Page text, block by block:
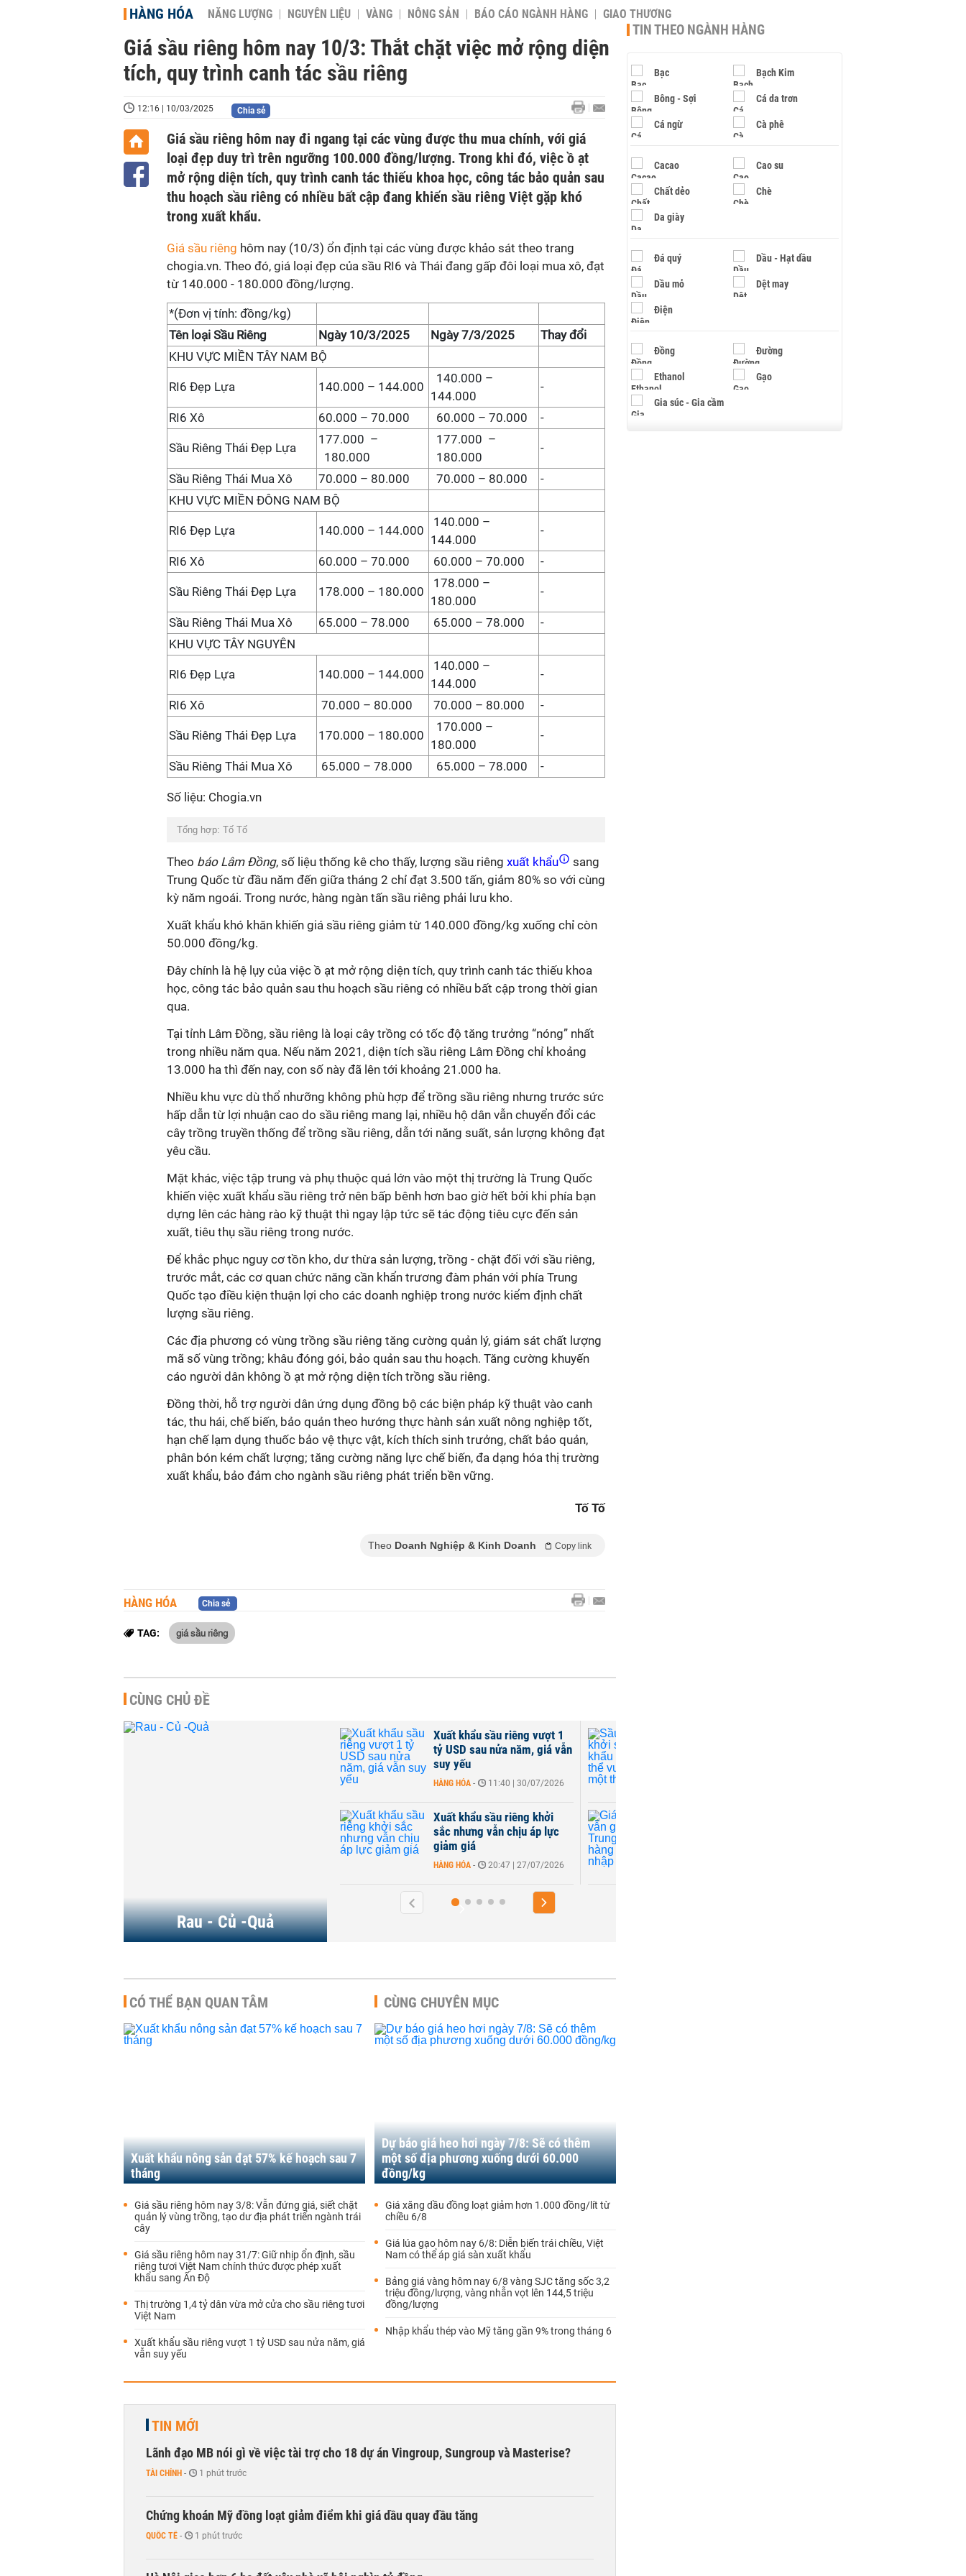
HÀNG HÓA NĂNG LƯỢNG NGUYÊN LIỆU VÀNG NÔNG SẢN BÁO CÁO NGÀNH HÀNG GIAO THƯƠNG
Giá sầu riêng hôm nay 10/3: Thắt chặt việc mở rộng diện
tích, quy trình canh tác sầu riêng
12:16 | 10/03/2025 Chia sẻ
Giá sầu riêng hôm nay đi ngang tại các vùng được thu mua chính, với giá
loại đẹp duy trì trên ngưỡng 100.000 đồng/lượng. Trong khi đó, việc ồ ạt
mở rộng diện tích, quy trình canh tác thiếu khoa học, công tác bảo quản sau
thu hoạch sầu riêng có nhiều bất cập đang khiến sầu riêng Việt gặp khó
trong xuất khẩu.
Giá sầu riêng hôm nay (10/3) ổn định tại các vùng được khảo sát theo trang
chogia.vn. Theo đó, giá loại đẹp của sầu RI6 và Thái đang gấp đôi loại mua xô, đạt
từ 140.000 - 180.000 đồng/lượng.
*(Đơn vị tính: đồng/kg)
Tên loại Sầu Riêng
Ngày 10/3/2025 Ngày 7/3/2025
Thay đổi
KHU VỰC MIỀN TÂY NAM BỘ
RI6 Đẹp Lựa 140.000 – 144.000
140.000 –
144.000
-
RI6 Xô 60.000 – 70.000 60.000 – 70.000 -
Sầu Riêng Thái Đẹp Lựa
177.000 –
180.000
177.000 –
180.000
-
Sầu Riêng Thái Mua Xô 70.000 – 80.000 70.000 – 80.000
-
KHU VỰC MIỀN ĐÔNG NAM BỘ
RI6 Đẹp Lựa 140.000 – 144.000
140.000 –
144.000
-
RI6 Xô 60.000 – 70.000 60.000 – 70.000 -
Sầu Riêng Thái Đẹp Lựa 178.000 – 180.000
178.000 –
180.000
-
Sầu Riêng Thái Mua Xô 65.000 – 78.000 65.000 – 78.000
-
KHU VỰC TÂY NGUYÊN
RI6 Đẹp Lựa 140.000 – 144.000
140.000 –
144.000
-
RI6 Xô 70.000 – 80.000 70.000 – 80.000 -
Sầu Riêng Thái Đẹp Lựa 170.000 – 180.000
170.000 –
180.000
-
Sầu Riêng Thái Mua Xô 65.000 – 78.000 65.000 – 78.000 -
Số liệu: Chogia.vn
Tổng hợp: Tố Tố
Theo báo Lâm Đồng, số liệu thống kê cho thấy, lượng sầu riêng xuất khẩu
sang
Trung Quốc từ đầu năm đến giữa tháng 2 chỉ đạt 3.500 tấn, giảm 80% so với cùng
kỳ năm ngoái. Trong nước, hàng ngàn tấn sầu riêng phải lưu kho.
Xuất khẩu khó khăn khiến giá sầu riêng giảm từ 140.000 đồng/kg xuống chỉ còn
50.000 đồng/kg.
Đây chính là hệ lụy của việc ồ ạt mở rộng diện tích, quy trình canh tác thiếu khoa
học, công tác bảo quản sau thu hoạch sầu riêng có nhiều bất cập trong thời gian
qua.
Tại tỉnh Lâm Đồng, sầu riêng là loại cây trồng có tốc độ tăng trưởng “nóng” nhất
trong nhiều năm qua. Nếu năm 2021, diện tích sầu riêng Lâm Đồng chỉ khoảng
13.000 ha thì đến nay, con số này đã lên tới khoảng 21.000 ha.
Nhiều khu vực dù thổ nhưỡng không phù hợp để trồng sầu riêng nhưng trước sức
hấp dẫn từ lợi nhuận cao do sầu riêng mang lại, nhiều hộ dân vẫn chuyển đổi các
cây trồng truyền thống để trồng sầu riêng, dẫn tới năng suất, sản lượng không đạt
yêu cầu.
Mặt khác, việc tập trung và phụ thuộc quá lớn vào một thị trường là Trung Quốc
khiến việc xuất khẩu sầu riêng trở nên bấp bênh hơn bao giờ hết bởi khi phía bạn
dựng lên các hàng rào kỹ thuật thì ngay lập tức sẽ tác động tiêu cực đến sản
xuất, tiêu thụ sầu riêng trong nước.
Để khắc phục nguy cơ tồn kho, dư thừa sản lượng, trồng - chặt đối với sầu riêng,
trước mắt, các cơ quan chức năng cần khẩn trương đàm phán với phía Trung
Quốc tạo điều kiện thuận lợi cho các doanh nghiệp trong nước kiểm định chất
lượng sầu riêng.
Các địa phương có vùng trồng sầu riêng tăng cường quản lý, giám sát chất lượng
mã số vùng trồng; khâu đóng gói, bảo quản sau thu hoạch. Tăng cường khuyến
cáo người dân không ồ ạt mở rộng diện tích trồng sầu riêng.
Đồng thời, hỗ trợ người dân ứng dụng đồng bộ các biện pháp kỹ thuật vào canh
tác, thu hái, chế biến, bảo quản theo hướng thực hành sản xuất nông nghiệp tốt,
hạn chế lạm dụng thuốc bảo vệ thực vật, kích thích sinh trưởng, chất bảo quản,
phân bón kém chất lượng; tăng cường năng lực chế biến, đa dạng hóa thị trường
xuất khẩu, bảo đảm cho ngành sầu riêng phát triển bền vững.
Tố Tố
Theo Doanh Nghiệp & Kinh Doanh Copy link
HÀNG HÓA Chia sẻ
TAG: giá sầu riêng
CÙNG CHỦ ĐỀ
Rau - Củ -Quả
Xuất khẩu sầu riêng vượt 1
tỷ USD sau nửa năm, giá vẫn
11:40 | 30/07/2026
Xuất khẩu sầu riêng khởi
sắc nhưng vẫn chịu áp lực
Sầu riêng khởi sắc, xuất
khẩu rau quả có thể vượt tỷ
HÀNG HÓA - 11:28 | 20/07/2026
Giá sầu riêng vẫn giảm sâu
dù Trung Quốc chi hàng tỷ
HÀNG HÓA - 07:46 | 13/07/2026
CÓ THỂ BẠN QUAN TÂM
Xuất khẩu nông sản đạt 57% kế hoạch sau 7
tháng
Giá sầu riêng hôm nay 3/8: Vẫn đứng giá, siết chặt
quản lý vùng trồng, tạo dư địa phát triển ngành trái
cây
Giá sầu riêng hôm nay 31/7: Giữ nhịp ổn định, sầu
riêng tươi Việt Nam chính thức được phép xuất
khẩu sang Ấn Độ
Thị trường 1,4 tỷ dân vừa mở cửa cho sầu riêng tươi
Việt Nam
Xuất khẩu sầu riêng vượt 1 tỷ USD sau nửa năm, giá
vẫn suy yếu
CÙNG CHUYÊN MỤC
Dự báo giá heo hơi ngày 7/8: Sẽ có thêm
một số địa phương xuống dưới 60.000
đồng/kg
Giá xăng dầu đồng loạt giảm hơn 1.000 đồng/lít từ
chiều 6/8
Giá lúa gạo hôm nay 6/8: Diễn biến trái chiều, Việt
Nam có thể áp giá sàn xuất khẩu
Bảng giá vàng hôm nay 6/8 vàng SJC tăng sốc 3,2
triệu đồng/lượng, vàng nhẫn vọt lên 144,5 triệu
đồng/lượng
Nhập khẩu thép vào Mỹ tăng gần 9% trong tháng 6
TIN MỚI
Lãnh đạo MB nói gì về việc tài trợ cho 18 dự án Vingroup, Sungroup và Masterise?
TÀI CHÍNH - 1 phút trước
Chứng khoán Mỹ đồng loạt giảm điểm khi giá dầu quay đầu tăng
QUỐC TẾ - 1 phút trước
TIN THEO NGÀNH HÀNG
Bạc Bạch Kim
Bông - Sợi Cá da trơn
Cá ngừ Cà phê
Cacao Cao su
Chất dẻo Chè
Da giày
Đá quý Dầu - Hạt dầu
Dầu mỏ Dệt may
Điện
Đồng Đường
Ethanol Gạo
Gia súc - Gia cầm